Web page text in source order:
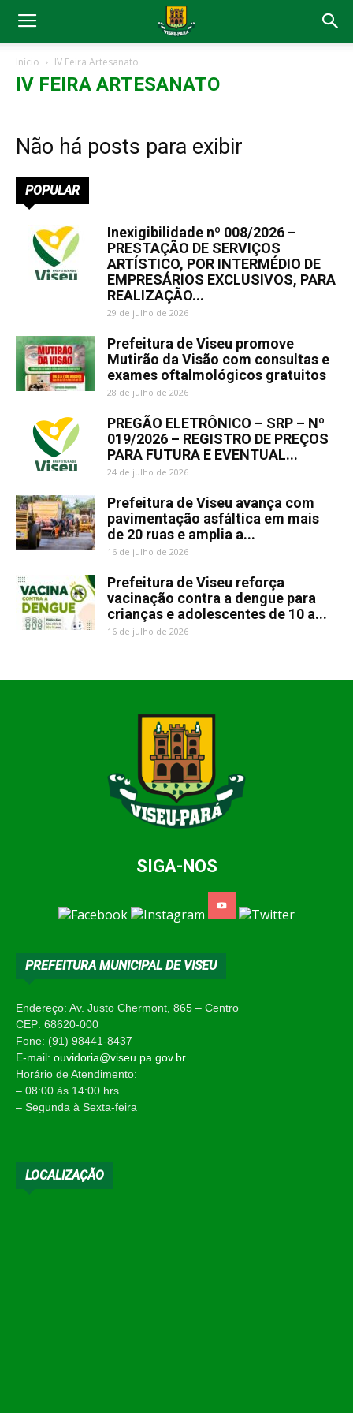
Início IV Feira Artesanato
IV FEIRA ARTESANATO
Não há posts para exibir
POPULAR
Inexigibilidade nº 008/2026 –
PRESTAÇÃO DE SERVIÇOS
ARTÍSTICO, POR INTERMÉDIO DE
EMPRESÁRIOS EXCLUSIVOS, PARA
REALIZAÇÃO...
29 de julho de 2026
Prefeitura de Viseu promove
Mutirão da Visão com consultas e
exames oftalmológicos gratuitos
28 de julho de 2026
PREGÃO ELETRÔNICO – SRP – Nº
019/2026 – REGISTRO DE PREÇOS
PARA FUTURA E EVENTUAL...
24 de julho de 2026
Prefeitura de Viseu avança com
pavimentação asfáltica em mais
de 20 ruas e amplia a...
16 de julho de 2026
Prefeitura de Viseu reforça
vacinação contra a dengue para
crianças e adolescentes de 10 a...
16 de julho de 2026
SIGA-NOS
PREFEITURA MUNICIPAL DE VISEU
Endereço: Av. Justo Chermont, 865 – Centro
CEP: 68620-000
Fone: (91) 98441-8437
E-mail: ouvidoria@viseu.pa.gov.br
Horário de Atendimento:
– 08:00 às 14:00 hrs
– Segunda à Sexta-feira
LOCALIZAÇÃO